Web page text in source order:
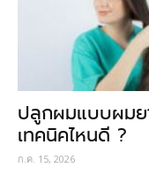
ปลูกผมแบบผมย
เทคนิคไหนดี ?
ก.ค. 15, 2026